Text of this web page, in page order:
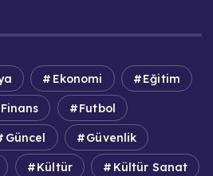
Ekonomi Eğitim
Finans Futbol
Güncel Güvenlik
Kültür Kültür Sanat